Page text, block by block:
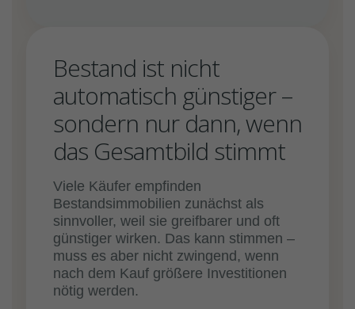
Bestand ist nicht
automatisch günstiger –
sondern nur dann, wenn
das Gesamtbild stimmt
Viele Käufer empfinden
Bestandsimmobilien zunächst als
sinnvoller, weil sie greifbarer und oft
günstiger wirken. Das kann stimmen –
muss es aber nicht zwingend, wenn
nach dem Kauf größere Investitionen
nötig werden.